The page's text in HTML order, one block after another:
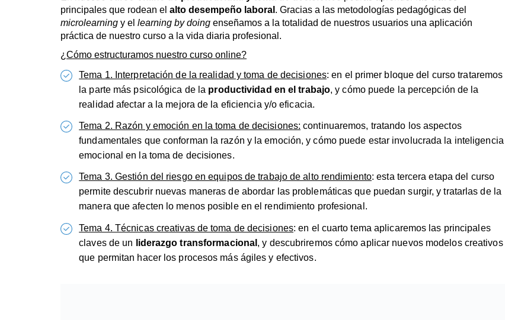
principales que rodean el alto desempeño laboral . Gracias a las metodologías pedagógicas del
microlearning y el learning by doing enseñamos a la totalidad de nuestros usuarios una aplicación
práctica de nuestro curso a la vida diaria profesional.
¿Cómo estructuramos nuestro curso online?
Tema 1. Interpretación de la realidad y toma de decisiones: en el primer bloque del curso trataremos
la parte más psicológica de la productividad en el trabajo, y cómo puede la percepción de la
realidad afectar a la mejora de la eficiencia y/o eficacia.
Tema 2. Razón y emoción en la toma de decisiones: continuaremos, tratando los aspectos
fundamentales que conforman la razón y la emoción, y cómo puede estar involucrada la inteligencia
emocional en la toma de decisiones.
Tema 3. Gestión del riesgo en equipos de trabajo de alto rendimiento: esta tercera etapa del curso
permite descubrir nuevas maneras de abordar las problemáticas que puedan surgir, y tratarlas de la
manera que afecten lo menos posible en el rendimiento profesional.
Tema 4. Técnicas creativas de toma de decisiones: en el cuarto tema aplicaremos las principales
claves de un
liderazgo transformacional , y descubriremos cómo aplicar nuevos modelos creativos
que permitan hacer los procesos más ágiles y efectivos.